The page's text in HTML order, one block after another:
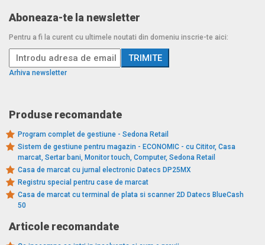
Aboneaza-te la newsletter
Pentru a fi la curent cu ultimele noutati din domeniu inscrie-te aici:
Arhiva newsletter
Produse recomandate
Program complet de gestiune - Sedona Retail
Sistem de gestiune pentru magazin - ECONOMIC - cu Cititor, Casa
marcat, Sertar bani, Monitor touch, Computer, Sedona Retail
Casa de marcat cu jurnal electronic Datecs DP25MX
Registru special pentru case de marcat
Casa de marcat cu terminal de plata si scanner 2D Datecs BlueCash
50
Articole recomandate